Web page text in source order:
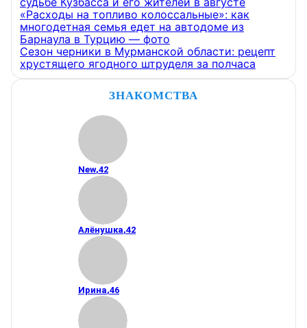
«Расходы на топливо колоссальные»: как
многодетная семья едет на автодоме из
Барнаула в Турцию — фото
Сезон черники в Мурманской области: рецепт
хрустящего ягодного штруделя за полчаса
ЗНАКОМСТВА
New,42
Алёнушка,42
Ирина,46